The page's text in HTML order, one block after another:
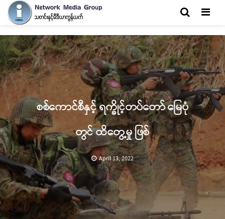
စစ်ကောင်စီနှင့် ရက္ခိုင့်တပ်တော် မြေပုံ
တွင် ထိတွေ့မှု ဖြစ်
April 13, 2022